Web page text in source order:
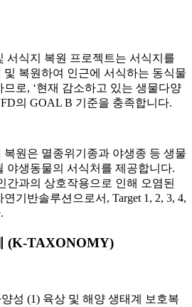
서식지 복원 프로젝트는 서식지를
및 복원하여 인근에 서식하는 동식물
로, ‘현재 감소하고 있는 생물다양
의 GOAL B 기준을 충족합니다.
복원은 멸종위기종과 야생종 등 생물
야생동물의 서식처를 제공합니다.
간과의 상호작용으로 인해 오염된
기반솔루션으로서, Target 1, 2, 3, 4,
(K-TAXONOMY)
성 (1) 육상 및 해양 생태계 보호복